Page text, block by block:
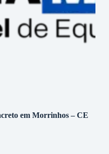
em Morrinhos – CE